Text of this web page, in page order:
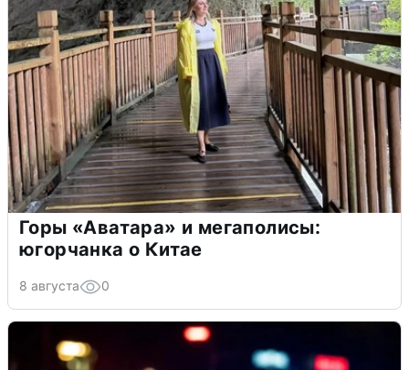
Горы «Аватара» и мегаполисы:
югорчанка о Китае
8 августа 0